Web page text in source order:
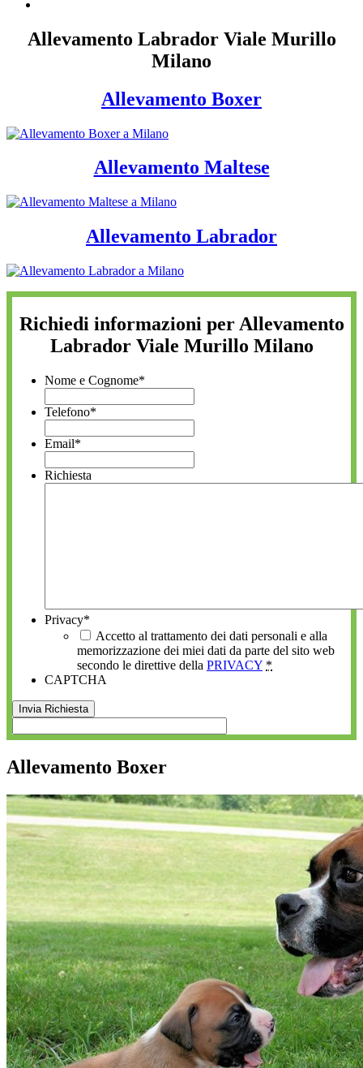
Allevamento Labrador Viale Murillo
Milano
Allevamento Boxer
Allevamento Maltese
Allevamento Labrador
Richiedi informazioni per Allevamento
Labrador Viale Murillo Milano
Nome e Cognome*
Telefono*
Email*
Richiesta
Privacy*
Accetto al trattamento dei dati personali e alla
memorizzazione dei miei dati da parte del sito web
secondo le direttive della PRIVACY *
CAPTCHA
Allevamento Boxer